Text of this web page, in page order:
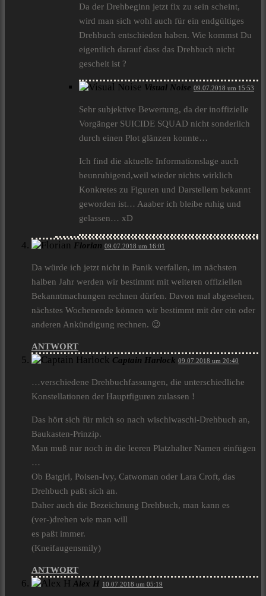
Da der Drehbeginn jetzt fix zu sein scheint,
wird man sich wohl auch für ein endgültiges
Drehbuch entschieden haben. Wie kommst Du
eigentlich darauf dass das Drehbuch nicht
gescheit ist ?
Visual Noise 09.07.2018 um 15:53
Sehr subjektive Bewertung, da der inoffizielle
Vorgänger SUICIDE SQUAD nicht sonderlich
durch einen Plot glänzen konnte…
Ich find die aktuelle Informationslage auch
beunruhigend,weil wieder nichts wirklich
Konkretes zu Figuren und Darstellern bekannt
geworden ist… Aaaber ich bleibe ruhig und
gelassen… xD
Florian 09.07.2018 um 16:01
Da würde ich jetzt nicht in Panik verfallen, im nächsten
halben Jahr werden wir bestimmt mit weiteren offiziellen
Bekanntmachungen rechnen dürfen. Davon mal abgesehen,
nächstes Wochenende können wir bestimmt mit der ein oder
anderen Ankündigung rechnen. 😉
ANTWORT
Captain Harlock 09.07.2018 um 20:40
…verschiedene Drehbuchfassungen, die unterschiedliche
Konstellationen der Hauptfiguren zulassen !
Das hört sich für mich so nach wischiwaschi-Drehbuch an,
Baukasten-Prinzip.
Man muß nur noch in die leeren Platzhalter Namen einfügen
…
Ob Batgirl, Poisen-Ivy, Catwoman oder Lara Croft, das
Drehbuch paßt sich an.
Daher auch die Bezeichnung Drehbuch, man kann es
(ver-)drehen wie man will
es paßt immer.
(Kneifaugensmily)
ANTWORT
Alex H 10.07.2018 um 05:19